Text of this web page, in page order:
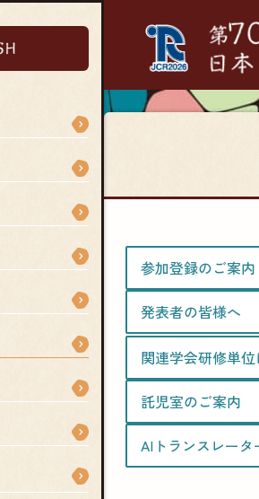
参加登録のご案内
発表者の皆様へ
関連学会研修単
託児室のご案内
AIトランスレータ